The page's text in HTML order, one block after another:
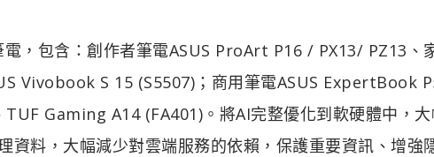
，包含：創作者筆電ASUS ProArt P16 / PX13/ PZ13、
Vivobook S 15 (S5507)；商用筆電ASUS ExpertBook
Gaming A14 (FA401)。將AI完整優化到軟硬體中，
資料，大幅減少對雲端服務的依賴，保護重要資訊、增強